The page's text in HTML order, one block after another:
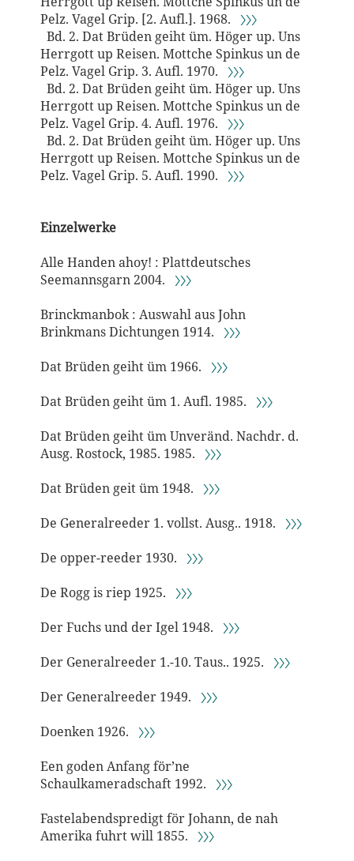
Pelz. Vagel Grip. [2. Aufl.]. 1968. 〉〉〉
Bd. 2. Dat Brüden geiht üm. Höger up. Uns
Herrgott up Reisen. Mottche Spinkus un de
Pelz. Vagel Grip. 3. Aufl. 1970. 〉〉〉
Bd. 2. Dat Brüden geiht üm. Höger up. Uns
Herrgott up Reisen. Mottche Spinkus un de
Pelz. Vagel Grip. 4. Aufl. 1976. 〉〉〉
Bd. 2. Dat Brüden geiht üm. Höger up. Uns
Herrgott up Reisen. Mottche Spinkus un de
Pelz. Vagel Grip. 5. Aufl. 1990. 〉〉〉
Einzelwerke
Alle Handen ahoy! : Plattdeutsches
Seemannsgarn 2004. 〉〉〉
Brinckmanbok : Auswahl aus John
Brinkmans Dichtungen 1914. 〉〉〉
Dat Brüden geiht üm 1966. 〉〉〉
Dat Brüden geiht üm 1. Aufl. 1985. 〉〉〉
Dat Brüden geiht üm Unveränd. Nachdr. d.
Ausg. Rostock, 1985. 1985. 〉〉〉
Dat Brüden geit üm 1948. 〉〉〉
De Generalreeder 1. vollst. Ausg.. 1918. 〉〉〉
De opper-reeder 1930. 〉〉〉
De Rogg is riep 1925. 〉〉〉
Der Fuchs und der Igel 1948. 〉〉〉
Der Generalreeder 1.-10. Taus.. 1925. 〉〉〉
Der Generalreeder 1949. 〉〉〉
Doenken 1926. 〉〉〉
Een goden Anfang för’ne
Schaulkameradschaft 1992. 〉〉〉
Fastelabendspredigt för Johann, de nah
Amerika fuhrt will 1855. 〉〉〉